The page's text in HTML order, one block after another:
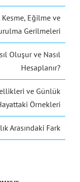
Kesme, Eğilme ve
Gerilmeleri
Oluşur ve Nasıl
Hesaplanır?
ve Günlük
Örnekleri
Arasındaki Fark